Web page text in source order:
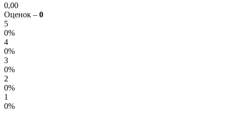
0,00
Оценок – 0
5
0%
4
0%
3
0%
2
0%
1
0%